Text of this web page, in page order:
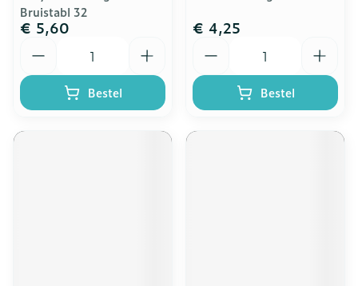
Bruistabl 32
€ 5,60
Bestel
€ 4,25
Bestel